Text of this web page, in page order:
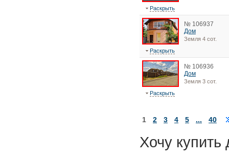
Раскрыть
№ 106937
Дом
Земля 4 сот.
Раскрыть
№ 106936
Дом
Земля 3 сот.
Раскрыть
1 2 3 4 5 ... 40
Хочу купить